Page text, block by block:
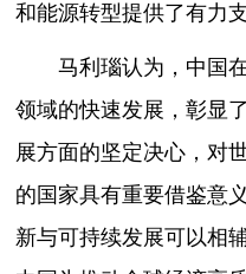
和能源转型提供了有力
马利瑙认为，中国在
领域的快速发展，彰显
展方面的坚定决心，对
的国家具有重要借鉴意
新与可持续发展可以相